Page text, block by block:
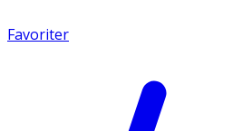
Favoriter